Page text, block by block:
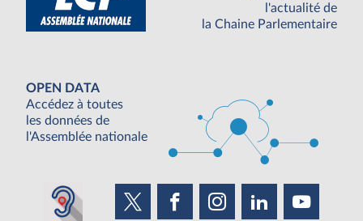
l'actualité de
la Chaine Parlementaire
OPEN DATA
Accédez à toutes
les données de
l'Assemblée nationale